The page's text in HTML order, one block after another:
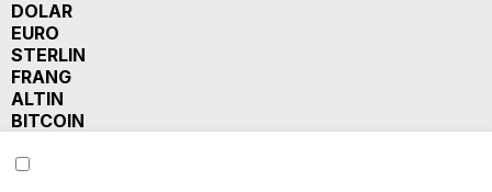
DOLAR
EURO
STERLIN
FRANG
ALTIN
BITCOIN